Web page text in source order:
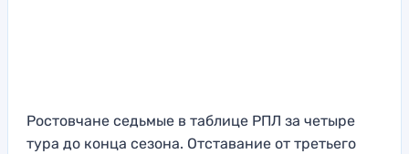
Ростовчане седьмые в таблице РПЛ за четыре
тура до конца сезона. Отставание от третьего